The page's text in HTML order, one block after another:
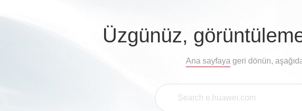
Üzgünüz,
Ana sayfaya geri dönün,